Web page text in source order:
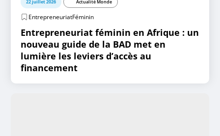
22 juillet 2026 Actualité Monde
EntrepreneuriatFéminin
Entrepreneuriat féminin en Afrique : un
nouveau guide de la BAD met en
lumière les leviers d’accès au
financement